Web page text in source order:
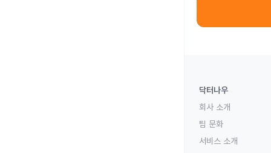
닥터나우
회사 소개
팀 문화
서비스 소개